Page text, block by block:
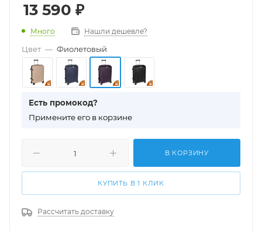
13 590 ₽
Много Нашли дешевле?
Цвет — Фиолетовый
Есть промокод?
Примените его в корзине
В КОРЗИНУ
КУПИТЬ В 1 КЛИК
Рассчитать доставку